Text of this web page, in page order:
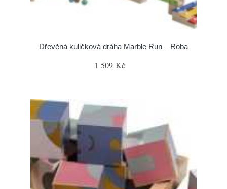
Dřevěná kuličková dráha Marble Run – Roba
1 509 Kč